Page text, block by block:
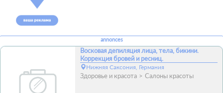
annonces
Восковая депиляция лица, тела, бикини.
Коррекция бровей и ресниц.
Нижняя Саксония, Германия
Здоровье и красота Салоны красоты